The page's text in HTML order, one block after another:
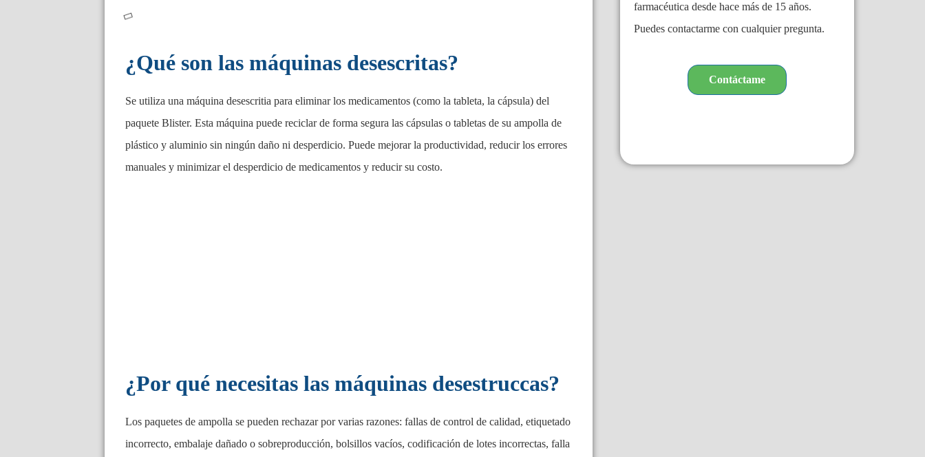
¿Qué son las máquinas desescritas?
Se utiliza una máquina desescritia para eliminar los medicamentos (como la tableta, la cápsula) del
paquete Blister. Esta máquina puede reciclar de forma segura las cápsulas o tabletas de su ampolla de
plástico y aluminio sin ningún daño ni desperdicio. Puede mejorar la productividad, reducir los errores
manuales y minimizar el desperdicio de medicamentos y reducir su costo.
¿Por qué necesitas las máquinas desestruccas?
Los paquetes de ampolla se pueden rechazar por varias razones: fallas de control de calidad, etiquetado
incorrecto, embalaje dañado o sobreproducción, bolsillos vacíos, codificación de lotes incorrectas, falla
farmacéutica desde hace más de 15 años.
Puedes contactarme con cualquier pregunta.
Contáctame